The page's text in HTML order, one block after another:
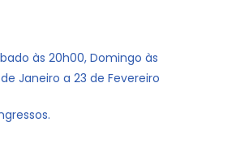
às 20h00, Domingo às
de Janeiro a 23 de Fevereiro